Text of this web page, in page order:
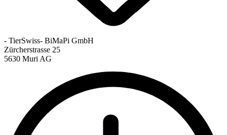
- TierSwiss- BiMaPi GmbH
Zürcherstrasse 25
5630 Muri AG